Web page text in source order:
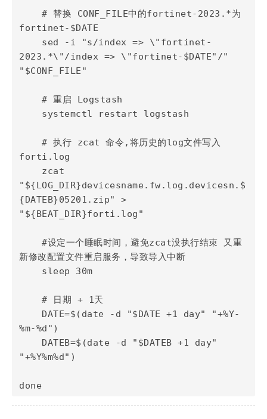
关于
fortinet-$DATE
2023.*\"/index => \"fortinet-$DATE"/"
"$CONF_FILE"
forti.log
"${LOG_DIR}devicesname.fw.log.devicesn.$
{DATEB}05201.zip" >
"${BEAT_DIR}forti.log"
新修改配置文件重启服务，导致导入中断
%m-%d")
"+%Y%m%d")